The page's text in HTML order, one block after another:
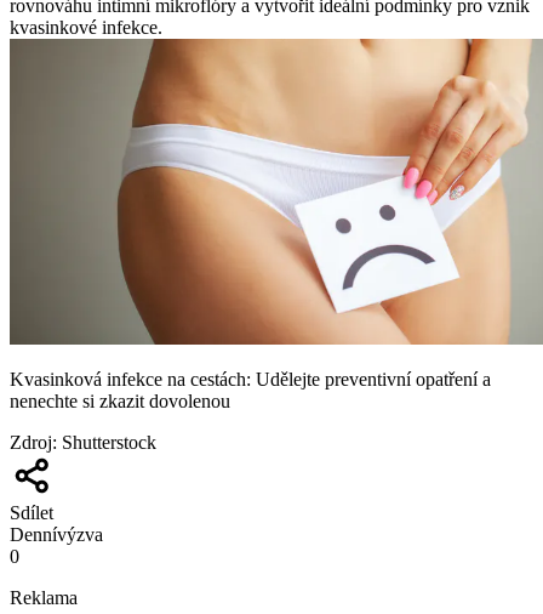
rovnováhu intimní mikroflóry a vytvořit ideální podmínky pro vznik
kvasinkové infekce.
Kvasinková infekce na cestách: Udělejte preventivní opatření a
nenechte si zkazit dovolenou
Zdroj: Shutterstock
Sdílet
Dennívýzva
0
Reklama